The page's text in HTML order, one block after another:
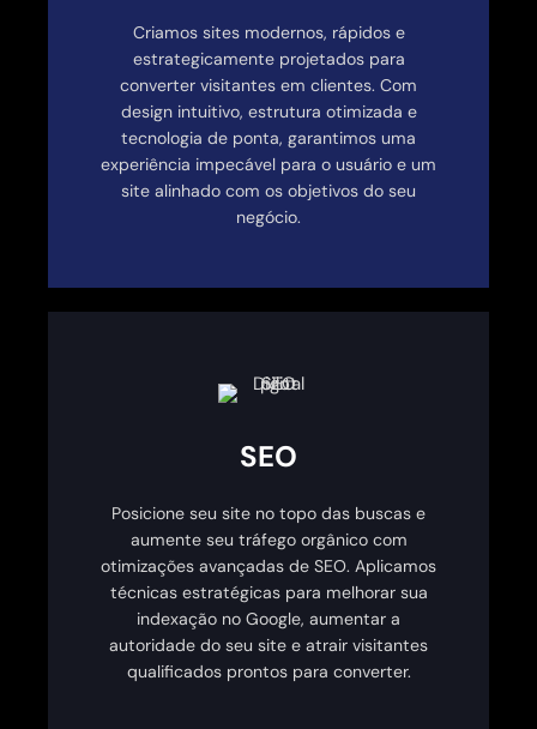
Criamos sites modernos, rápidos e
estrategicamente projetados para
converter visitantes em clientes. Com
design intuitivo, estrutura otimizada e
tecnologia de ponta, garantimos uma
experiência impecável para o usuário e um
site alinhado com os objetivos do seu
negócio.
SEO
Posicione seu site no topo das buscas e
aumente seu tráfego orgânico com
otimizações avançadas de SEO. Aplicamos
técnicas estratégicas para melhorar sua
indexação no Google, aumentar a
autoridade do seu site e atrair visitantes
qualificados prontos para converter.